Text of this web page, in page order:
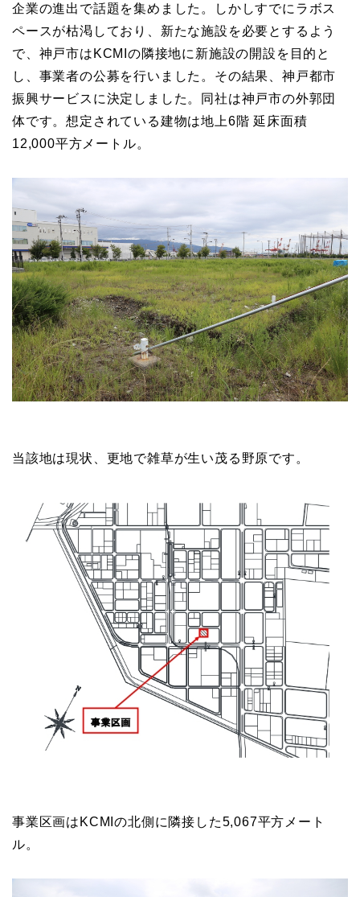
企業の進出で話題を集めました。しかしすでにラボス
ペースが枯渇しており、新たな施設を必要とするよう
で、神戸市はKCMIの隣接地に新施設の開設を目的と
し、事業者の公募を行いました。その結果、神戸都市
振興サービスに決定しました。同社は神戸市の外郭団
体です。想定されている建物は地上6階 延床面積
12,000平方メートル。
当該地は現状、更地で雑草が生い茂る野原です。
事業区画はKCMIの北側に隣接した5,067平方メート
ル。